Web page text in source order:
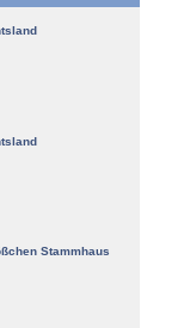
Stammhaus